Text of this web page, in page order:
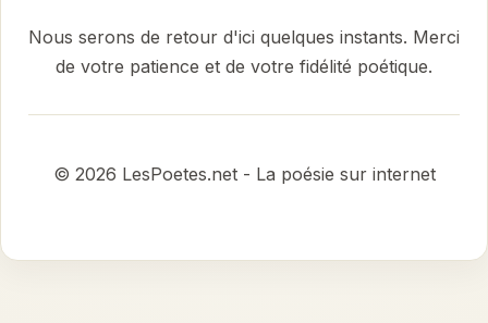
Nous serons de retour d'ici quelques instants. Merci
de votre patience et de votre fidélité poétique.
© 2026 LesPoetes.net - La poésie sur internet